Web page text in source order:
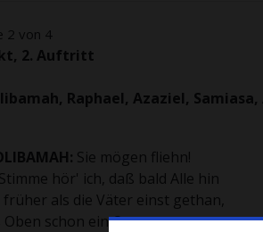
2 von 4
2. Auftritt
Raphael, Azaziel,
Sie mögen fliehn!
hör' ich, daß bald Alle hin
früher als die Väter einst gethan,
Oben schon ein Ocean